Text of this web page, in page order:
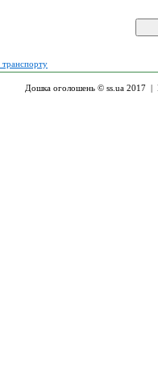
Дошка оголошень © ss.ua 2017 |